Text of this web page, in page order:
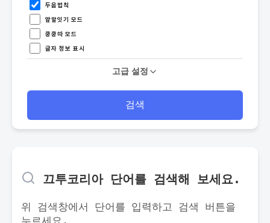
두음법칙
앞말잇기 모드
쿵쿵따 모드
글자 정보 표시
고급 설정
검색
끄투코리아 단어를 검색해 보세요.
위 검색창에서 단어를 입력하고 검색 버튼을